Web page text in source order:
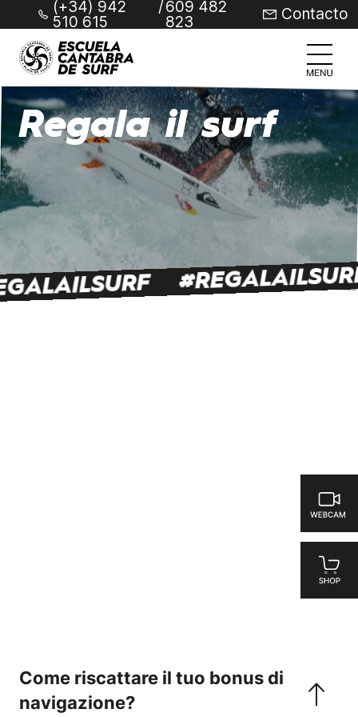
(+34) 942
510 615
/609 482
823 Contacto
Regala il surf
Come riscattare il tuo bonus di
navigazione?